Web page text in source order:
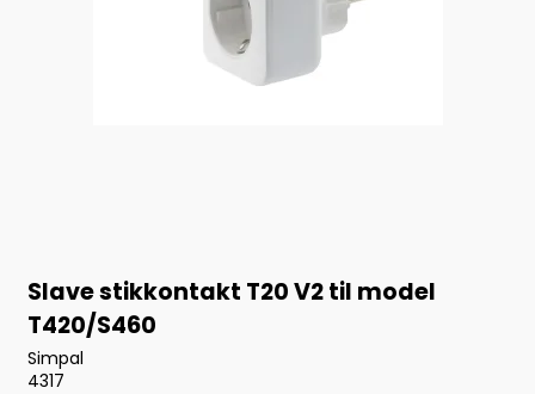
Slave stikkontakt T20 V2 til model
T420/S460
Simpal
4317